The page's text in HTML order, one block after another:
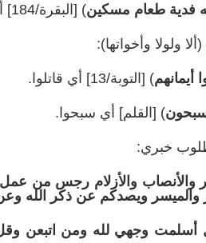
فدية طعام مسكين) [البقرة/184] أي ليخرجوا فدية.
ولولا وأخواتها):
أيمانهم) [التوبة/13] أي قاتلوا.
) [القلم] أي سبحوا.
خبري:
والأنصاب والأزلام رجس من
والميسر ويصدكم عن ذكر الله
وجهي لله ومن اتبعن وقل